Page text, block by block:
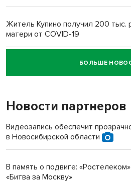
Житель Купино получил 200 тыс.
матери от COVID-19
Новосибирский суд наказал
пенсионерки на вокзале
«Мы живём на пастбище!»: в
терроризируют жителей
Инвалид получил условный срок
БОЛЬШЕ
Новости партнеров
Видеозапись обеспечит
в Новосибирской области
В память о подвиге:
«Битва за Москву»